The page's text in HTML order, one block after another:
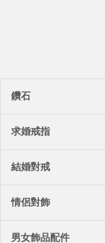
鑽石
求婚戒指
結婚對戒
情侶對飾
男女飾品配件